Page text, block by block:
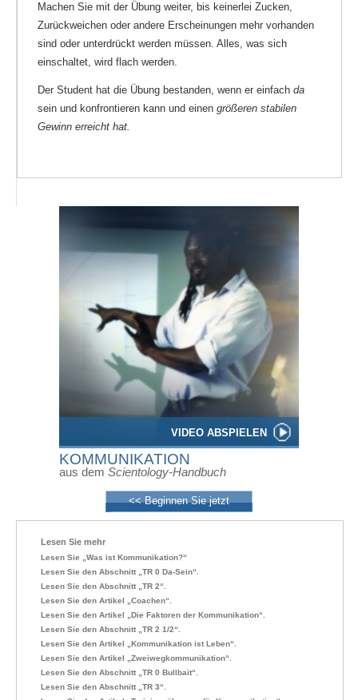
VIDEO ABSPIELEN
KOMMUNIKATION
aus dem Scientology-Handbuch
<< Beginnen Sie jetzt
Machen Sie mit der Übung weiter, bis keinerlei Zucken,
Zurückweichen oder andere Erscheinungen mehr vorhanden
sind oder unterdrückt werden müssen. Alles, was sich
einschaltet, wird flach werden.
Der Student hat die Übung bestanden, wenn er einfach da
sein und konfrontieren kann und einen größeren stabilen
Gewinn erreicht hat.
Lesen Sie mehr
Lesen Sie „Was ist Kommunikation?“
Lesen Sie den Abschnitt „TR 0 Da-Sein“.
Lesen Sie den Abschnitt „TR 2“.
Lesen Sie den Artikel „Coachen“.
Lesen Sie den Artikel „Die Faktoren der Kommunikation“.
Lesen Sie den Abschnitt „TR 2 1/2“.
Lesen Sie den Artikel „Kommunikation ist Leben“.
Lesen Sie den Artikel „Zweiwegkommunikation“.
Lesen Sie den Abschnitt „TR 0 Bullbait“.
Lesen Sie den Abschnitt „TR 3“.